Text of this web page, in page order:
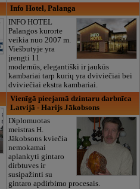
Info Hotel, Palanga
INFO HOTEL
Palangos kurorte
veikia nuo 2007 m.
Viešbutyje yra
įrengti 11
modernūs, elegantiški ir jaukūs
kambariai tarp kurių yra dviviečiai bei
dviviečiai ekstra kambariai.
Vienīgā pieejamā dzintaru darbnīca
Latvijā - Harijs Jākobsons
Diplomuotas
meistras H.
Jākobsons kviečia
nemokamai
aplankyti gintaro
dirbtuves ir
susipažinti su
gintaro apdirbimo procesais.